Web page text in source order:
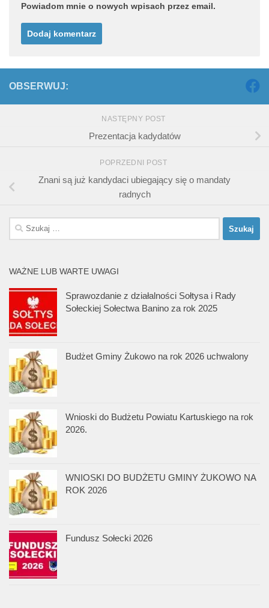
Powiadom mnie o nowych wpisach przez email.
OBSERWUJ:
NASTĘPNY POST
Prezentacja kadydatów
POPRZEDNI POST
Znani są już kandydaci ubiegający się o mandaty
radnych
Szukaj:
WAŻNE LUB WARTE UWAGI
Sprawozdanie z działalności Sołtysa i Rady
Sołeckiej Sołectwa Banino za rok 2025
Budżet Gminy Żukowo na rok 2026 uchwalony
Wnioski do Budżetu Powiatu Kartuskiego na rok
2026.
WNIOSKI DO BUDŻETU GMINY ŻUKOWO NA
ROK 2026
Fundusz Sołecki 2026